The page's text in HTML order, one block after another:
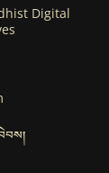
Digital